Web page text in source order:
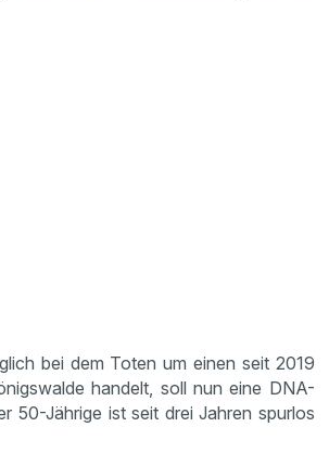
bei dem Toten um einen seit 2019
handelt, soll nun eine DNA-
50-Jährige ist seit drei Jahren spurlos